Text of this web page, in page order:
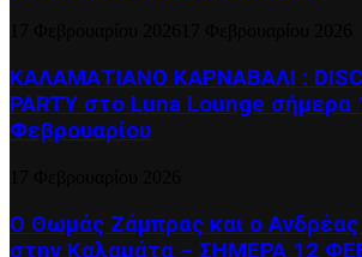
ΚΑΛΑΜΑΤΙΑΝΟ ΚΑΡΝΑΒΑΛΙ :
PARTY στο Luna Lounge σήμερα
Φεβρουαρίου
Ο Θωμάς Ζάμπρας και ο
στην Καλαμάτα – ΣΗΜΕΡΑ 12